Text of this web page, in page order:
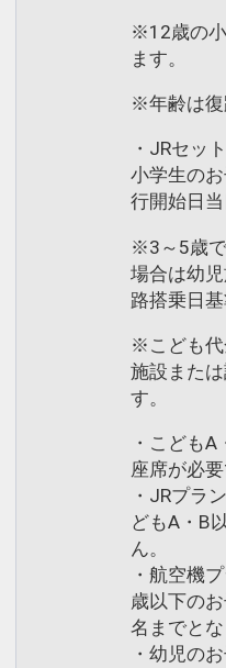
※12歳の
ます。
※年齢は復
・JRセッ
小学生の
行開始日当
※3～5歳
場合は幼
路搭乗日基
※こども代
施設また
す。
・こども
座席が必要
・JRプラ
どもA・B
ん。
・航空機
歳以下の
名までとな
・幼児の